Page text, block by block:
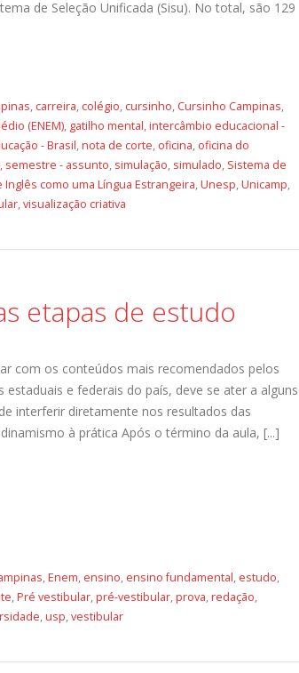
de Seleção Unificada (Sisu). No total, são 129
, carreira, colégio, cursinho, Cursinho Campinas,
(ENEM), gatilho mental,intercâmbio educacional -
- Brasil,nota de corte, oficina, oficina do
, semestre - assunto, simulação, simulado, Sistema de
Inglês como uma Língua Estrangeira,Unesp,Unicamp,
,visualização criativa
etapas de estudo
com os conteúdos mais recomendados pelos
estaduais e federais do país, deve se ater a alguns
interferir diretamente nos resultados das
à prática Após o término da aula, [...]
,Enem, ensino, ensino fundamental, estudo,
,Pré vestibular,pré-vestibular,prova,redação,
,usp,vestibular